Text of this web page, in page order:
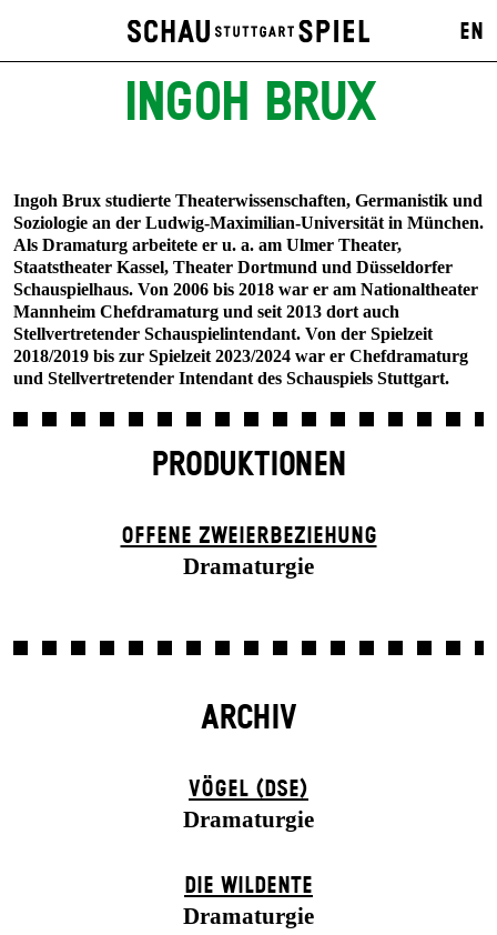
EN
INGOH BRUX
Ingoh Brux studierte Theaterwissenschaften, Germanistik und
Soziologie an der Ludwig-Maximilian-Universität in München.
Als Dramaturg arbeitete er u. a. am Ulmer Theater,
Staatstheater Kassel, Theater Dortmund und Düsseldorfer
Schauspielhaus. Von 2006 bis 2018 war er am Nationaltheater
Mannheim Chefdramaturg und seit 2013 dort auch
Stellvertretender Schauspielintendant. Von der Spielzeit
2018/2019 bis zur Spielzeit 2023/2024 war er Chefdramaturg
und Stellvertretender Intendant des Schauspiels Stuttgart.
PRODUKTIONEN
OFFENE ZWEIER­BEZIEHUNG
Dramaturgie
ARCHIV
VÖGEL (DSE)
Dramaturgie
DIE WILDENTE
Dramaturgie